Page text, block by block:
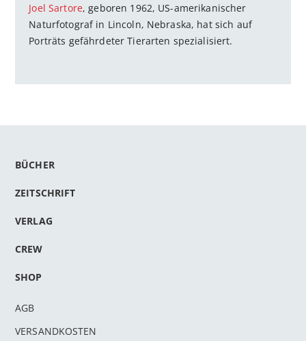
Joel Sartore, geboren 1962, US-amerikanischer
Naturfotograf in Lincoln, Nebraska, hat sich auf
Porträts gefährdeter Tierarten spezialisiert.
BÜCHER
ZEITSCHRIFT
VERLAG
CREW
SHOP
AGB
VERSANDKOSTEN